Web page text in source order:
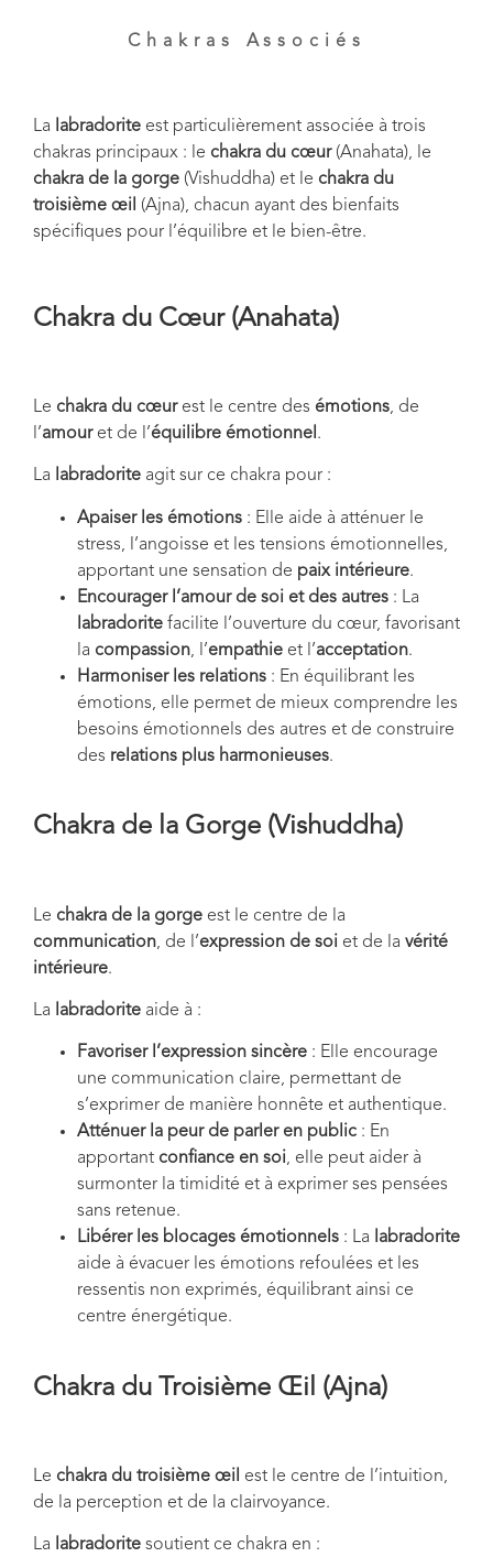
Chakras Associés
La labradorite est particulièrement associée à trois
chakras principaux : le chakra du cœur(Anahata), le
chakra de la gorge (Vishuddha) et le chakra du
troisième œil
(Ajna), chacun ayant des bienfaits
spécifiques pour l’équilibre et le bien-être.
Chakra du Cœur (Anahata)
Le chakra du cœurest le centre des émotions, de
l’amouret de l’équilibre émotionnel .
La labradorite agit sur ce chakra pour :
Apaiser les émotions : Elle aide à atténuer le
stress, l’angoisse et les tensions émotionnelles,
apportant une sensation de paix intérieure.
Encourager l’amour de soi et des autres : La
labradorite facilite l’ouverture du cœur, favorisant
la compassion, l’empathie et l’acceptation.
Harmoniser les relations : En équilibrant les
émotions, elle permet de mieux comprendre les
besoins émotionnels des autres et de construire
des relations plus harmonieuses.
Chakra de la Gorge (Vishuddha)
Le chakra de la gorge est le centre de la
communication, de l’expression de soi et de la vérité
intérieure.
La labradorite aide à :
Favoriser l’expression sincère : Elle encourage
une communication claire, permettant de
s’exprimer de manière honnête et authentique.
Atténuer la peur de parler en public : En
apportant confiance en soi, elle peut aider à
surmonter la timidité et à exprimer ses pensées
sans retenue.
Libérer les blocages émotionnels : La labradorite
aide à évacuer les émotions refoulées et les
ressentis non exprimés, équilibrant ainsi ce
centre énergétique.
Chakra du Troisième Œil (Ajna)
Le chakra du troisième œil
est le centre de l’intuition,
de la perception et de la clairvoyance.
La labradorite soutient ce chakra en :